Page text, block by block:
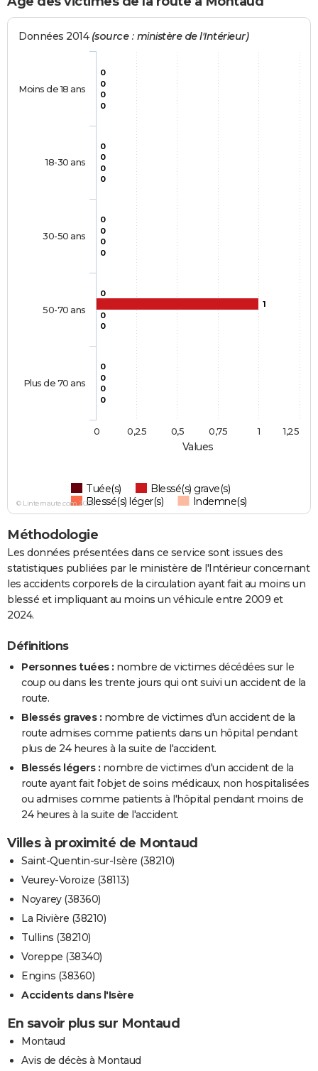
Values
Données 2014 (source : ministère de l'Intérieur)
0
0
0
0
0
0
0
0
1
0
0
0
0
0
0
0
0
0
0
0
Tuée(s)
Blessé(s) grave(s)
Blessé(s) léger(s)
Indemne(s)
Moins de 18 ans
18-30 ans
30-50 ans
50-70 ans
Plus de 70 ans
0 1
0,25 0,5 0,75 1,25
© Linternaute.com 2026
Méthodologie
Les données présentées dans ce service sont issues des
statistiques publiées par le ministère de l'Intérieur concernant
les accidents corporels de la circulation ayant fait au moins un
blessé et impliquant au moins un véhicule entre 2009 et
2024.
Définitions
Personnes tuées : nombre de victimes décédées sur le
coup ou dans les trente jours qui ont suivi un accident de la
route.
Blessés graves : nombre de victimes d'un accident de la
route admises comme patients dans un hôpital pendant
plus de 24 heures à la suite de l'accident.
Blessés légers : nombre de victimes d'un accident de la
route ayant fait l'objet de soins médicaux, non hospitalisées
ou admises comme patients à l'hôpital pendant moins de
24 heures à la suite de l'accident.
Villes à proximité de Montaud
Saint-Quentin-sur-Isère (38210)
Veurey-Voroize (38113)
Noyarey (38360)
La Rivière (38210)
Tullins (38210)
Voreppe (38340)
Engins (38360)
Accidents dans l'Isère
En savoir plus sur Montaud
Montaud
Avis de décès à Montaud